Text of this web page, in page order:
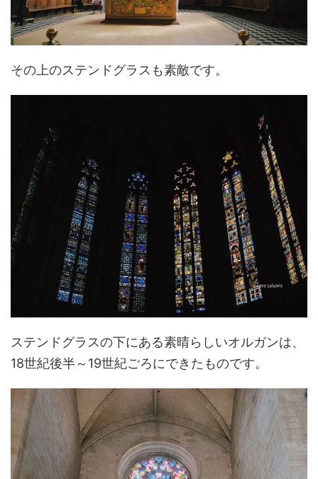
その上のステンドグラスも素敵です。
ステンドグラスの下にある素晴らしいオルガンは、
18世紀後半～19世紀ごろにできたものです。